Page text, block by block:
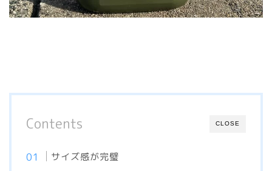
CLOSE
Contents
サイズ感が完璧